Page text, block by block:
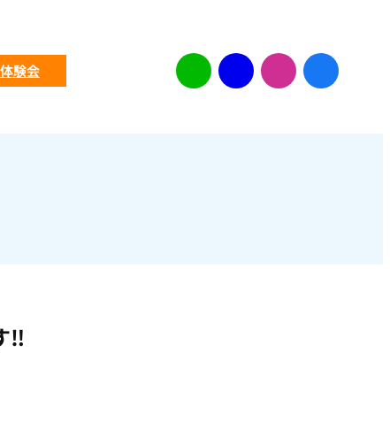
験会
ア
イ
コ
ア
イ
コ
ア
イ
コ
ア
イ
コ
‼